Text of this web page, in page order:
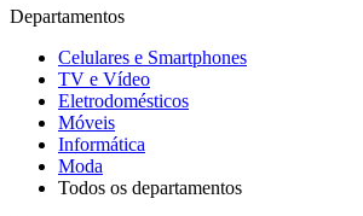
Departamentos
Celulares e Smartphones
TV e Vídeo
Eletrodomésticos
Móveis
Informática
Moda
Todos os departamentos